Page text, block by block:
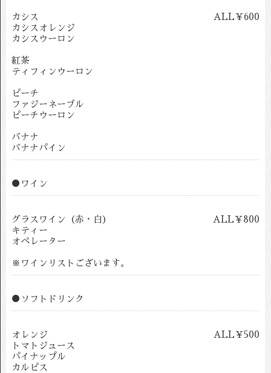
カシス
カシスオレンジ
カシスウーロン
紅茶
ティフィンウーロン
ピーチ
ファジーネーブル
ピーチウーロン
バナナ
バナナパイン
ALL￥600
●ワイン
グラスワイン（赤・白）
キティー
オペレーター
※ワインリストございます。
ALL￥800
●ソフトドリンク
オレンジ
トマトジュース
パイナップル
カルピス
ALL￥500